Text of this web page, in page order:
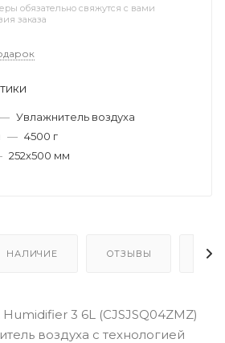
обязательно свяжутся с вами
заказа
— Увлажнитель воздуха
— 4500 г
252х500 мм
НАЛИЧИЕ ОТЗЫВЫ
3 6L (CJSJSQ04ZMZ)
воздуха с технологией